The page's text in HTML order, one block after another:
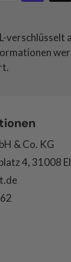
verschlüsselt
& Co. KG
4, 31008